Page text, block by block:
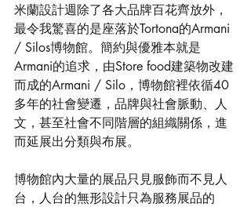
米蘭設計週除了各大品牌百花齊放外，
最令我驚喜的是座落於Tortona的Armani
/ Silos博物館。簡約與優雅本就是
Armani的追求，由Store food建築物改建
而成的Armani / Silo，博物館裡依循40
多年的社會變遷，品牌與社會脈動、人
文，甚至社會不同階層的組織關係，進
而延展出分類與布展。
博物館內大量的展品只見服飾而不見人
台，人台的無形設計只為服務展品的